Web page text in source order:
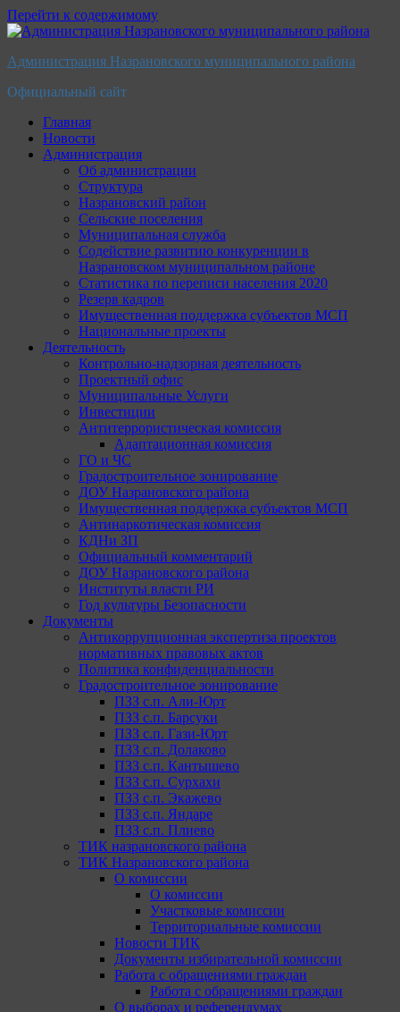
Перейти к содержимому
Администрация Назрановского муниципального района
Официальный сайт
Главная
Новости
Администрация
Об администрации
Структура
Назрановский район
Сельские поселения
Муниципальная служба
Содействие развитию конкуренции в
Назрановском муниципальном районе
Статистика по переписи населения 2020
Резерв кадров
Имущественная поддержка субъектов МСП
Национальные проекты
Деятельность
Контрольно-надзорная деятельность
Проектный офис
Муниципальные Услуги
Инвестиции
Антитеррористическая комиссия
Адаптационная комиссия
ГО и ЧС
Градостроительное зонирование
ДОУ Назрановского района
Имущественная поддержка субъектов МСП
Антинаркотическая комиссия
КДНи ЗП
Официальный комментарий
ДОУ Назрановского района
Институты власти РИ
Год культуры Безопасности
Документы
Антикоррупционная экспертиза проектов
нормативных правовых актов
Политика конфиденциальности
Градостроительное зонирование
ПЗЗ с.п. Али-Юрт
ПЗЗ с.п. Барсуки
ПЗЗ с.п. Гази-Юрт
ПЗЗ с.п. Долаково
ПЗЗ с.п. Кантышево
ПЗЗ с.п. Сурхахи
ПЗЗ с.п. Экажево
ПЗЗ с.п. Яндаре
ПЗЗ с.п. Плиево
ТИК назрановского района
ТИК Назрановского района
О комиссии
О комиссии
Участковые комиссии
Территориальные комиссии
Новости ТИК
Документы избирательной комиссии
Работа с обращениями граждан
Работа с обращениями граждан
О выборах и референдумах